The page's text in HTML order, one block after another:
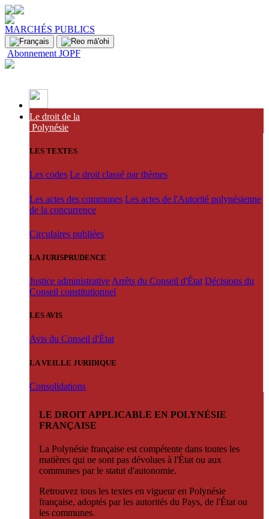
MARCHÉS PUBLICS
Abonnement JOPF
Le droit de la
Polynésie
LES TEXTES
Les codes Le droit classé par thèmes
Les actes des communes Les actes de l'Autorité polynésienne
de la concurrence
Circulaires publiées
LA JURISPRUDENCE
Justice administrative Arrêts du Conseil d'État Décisions du
Conseil constitutionnel
LES AVIS
Avis du Conseil d'État
LA VEILLE JURIDIQUE
Consolidations
LE DROIT APPLICABLE EN POLYNÉSIE
FRANÇAISE
La Polynésie française est compétente dans toutes les
matières qui ne sont pas dévolues à l'État ou aux
communes par le statut d'autonomie.
Retrouvez tous les textes en vigueur en Polynésie
française, adoptés par les autorités du Pays, de l'État ou
les communes.